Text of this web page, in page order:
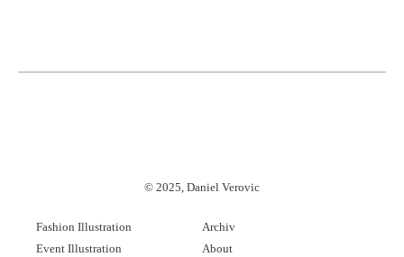
© 2025, Daniel Verovic
Fashion Illustration
Event Illustration
Archiv
About